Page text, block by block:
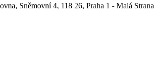
Sněmovní 4, 118 26, Praha 1 - Malá Strana